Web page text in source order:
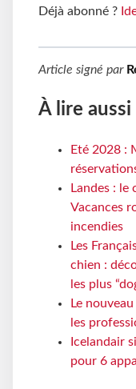
Déjà abonné ?
Article signé par
À lire aussi
Eté 2028 :
Landes :
Vacances
incendies
Les
chien :
les plus
Le
les
Icelandair
pour 6